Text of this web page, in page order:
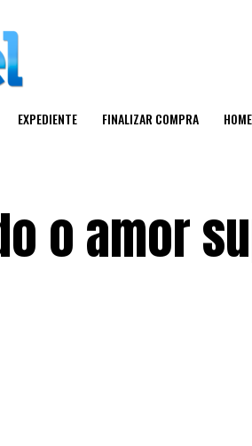
EXPEDIENTE FINALIZAR COMPRA HOME
o amor